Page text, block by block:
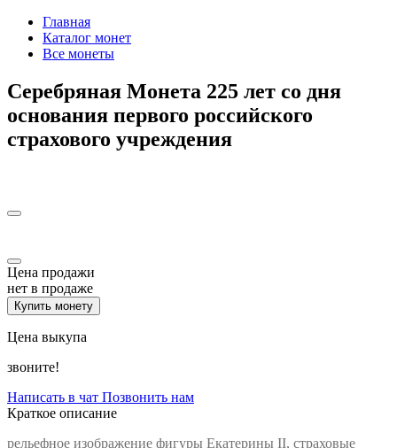
Главная
Каталог монет
Все монеты
Серебряная Монета 225 лет со дня
основания первого российского
страхового учреждения
Цена продажи
нет в продаже
Купить монету
Цена выкупа
звоните!
Написать в чат Позвонить нам
Краткое описание
рельефное изображение фигуры Екатерины II, страховые